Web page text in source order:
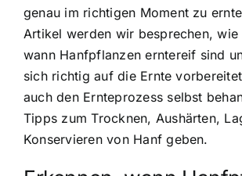
genau im richtigen Moment zu
Artikel werden wir besprechen, wie
wann Hanfpflanzen erntereif sind
sich richtig auf die Ernte
auch den Ernteprozess selbst
Tipps zum Trocknen, Aushärten,
Konservieren von Hanf geben.